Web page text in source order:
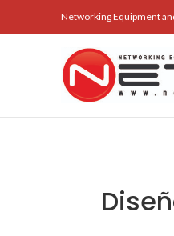
Networking Equipment